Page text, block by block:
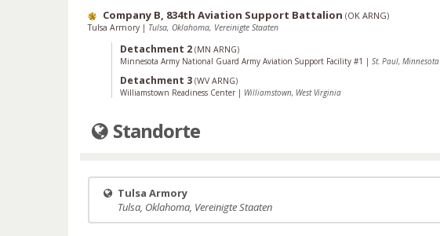
Company B, 834th Aviation Support Battalion (OK ARNG)
Tulsa Armory | Tulsa, Oklahoma, Vereinigte Staaten
Detachment 2 (MN ARNG)
Minnesota Army National Guard Army Aviation Support Facility #1 | St. Paul, Minnesota
Detachment 3 (WV ARNG)
Williamstown Readiness Center | Williamstown, West Virginia
Standorte
Tulsa Armory
Tulsa, Oklahoma, Vereinigte Staaten